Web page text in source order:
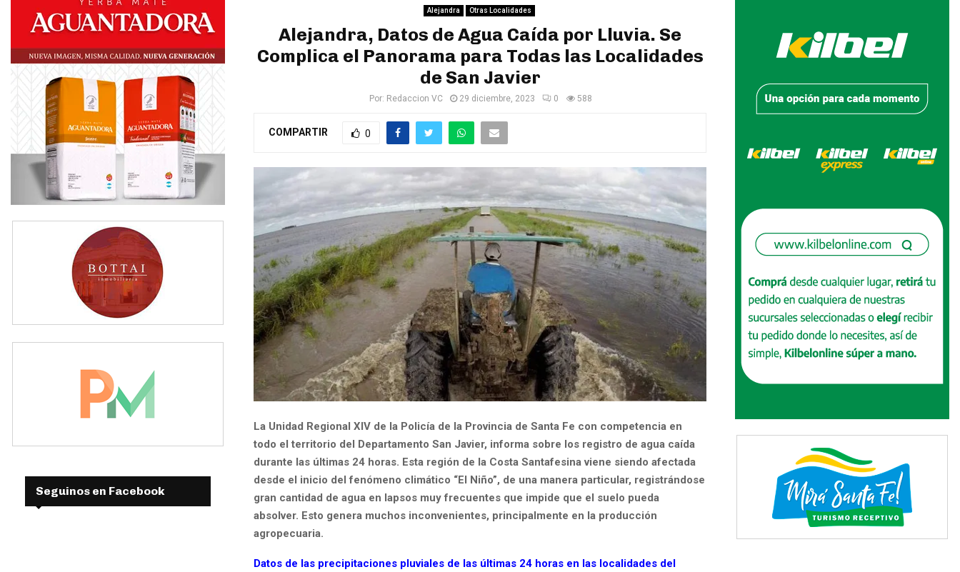
Alejandra Otras Localidades
Alejandra, Datos de Agua Caída por Lluvia. Se
Complica el Panorama para Todas las Localidades
de San Javier
Por: Redaccion VC 29 diciembre, 2023 0 588
COMPARTIR 0
La Unidad Regional XIV de la Policía de la Provincia de Santa Fe con competencia en
todo el territorio del Departamento San Javier, informa sobre los registro de agua caída
durante las últimas 24 horas. Esta región de la Costa Santafesina viene siendo afectada
desde el inicio del fenómeno climático “El Niño”, de una manera particular, registrándose
gran cantidad de agua en lapsos muy frecuentes que impide que el suelo pueda
absolver. Esto genera muchos inconvenientes, principalmente en la producción
agropecuaria.
Datos de las precipitaciones pluviales de las últimas 24 horas en las localidades del
Seguinos en Facebook